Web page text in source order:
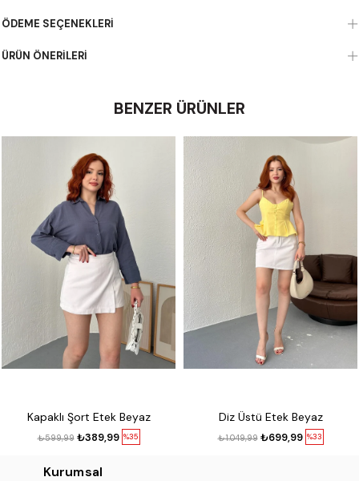
ÖDEME SEÇENEKLERI
ÜRÜN ÖNERILERI
BENZER ÜRÜNLER
Kapaklı Şort Etek Beyaz
%35
₺389,99
₺599,99
Diz Üstü Etek Beyaz
%33
₺699,99
₺1.049,99
Kurumsal